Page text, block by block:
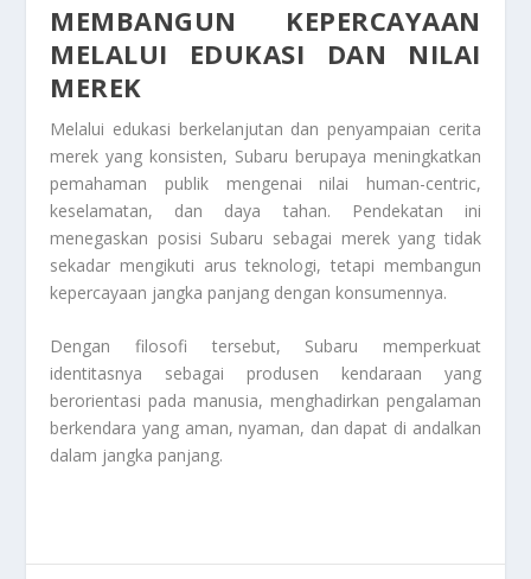
MEMBANGUN KEPERCAYAAN
MELALUI EDUKASI DAN NILAI
MEREK
Melalui edukasi berkelanjutan dan penyampaian cerita
merek yang konsisten, Subaru berupaya meningkatkan
pemahaman publik mengenai nilai human-centric,
keselamatan, dan daya tahan. Pendekatan ini
menegaskan posisi Subaru sebagai merek yang tidak
sekadar mengikuti arus teknologi, tetapi membangun
kepercayaan jangka panjang dengan konsumennya.
Dengan filosofi tersebut, Subaru memperkuat
identitasnya sebagai produsen kendaraan yang
berorientasi pada manusia, menghadirkan pengalaman
berkendara yang aman, nyaman, dan dapat di andalkan
dalam jangka panjang.